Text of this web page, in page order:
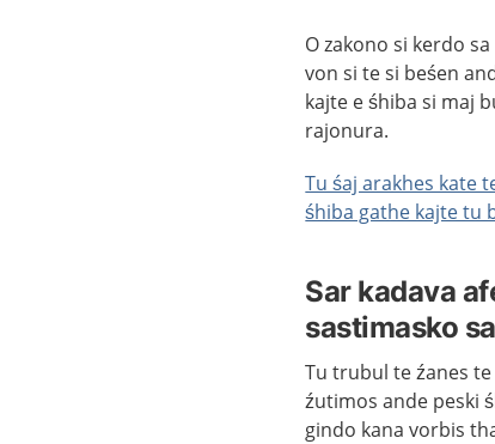
O zakono si kerdo
von si te si beśen
kajte e śhiba si maj
rajonura.
Tu śaj arakhes kate
śhiba gathe kajte tu
Sar kadava
sastimasko
Tu trubul te źanes
źutimos ande peski
gindo kana vorbis